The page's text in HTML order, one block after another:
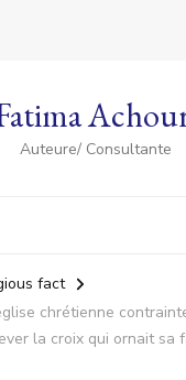
Auteure/ Consultante
fact
chrétienne
la croix qui ornait sa